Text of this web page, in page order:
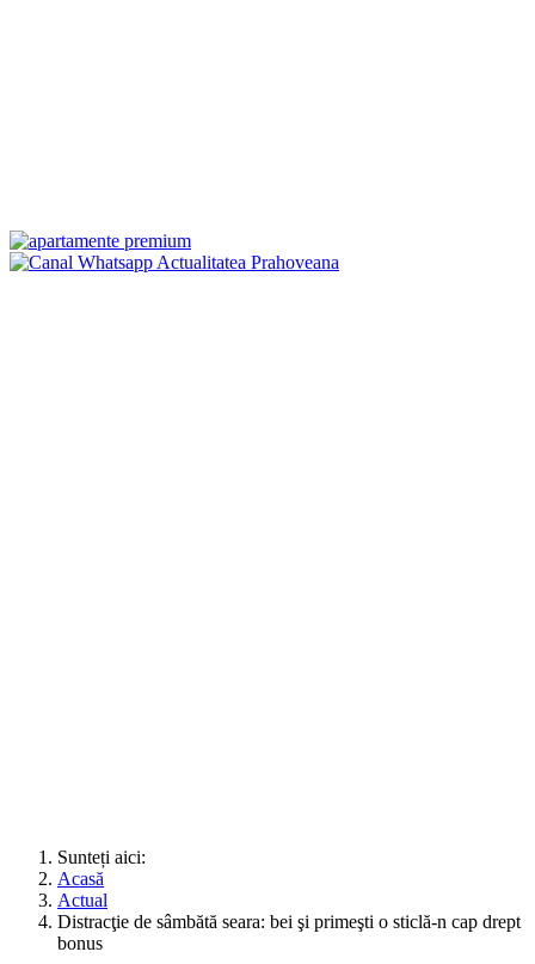
Sunteți aici:
Acasă
Actual
Distracţie de sâmbătă seara: bei şi primeşti o sticlă-n cap drept
bonus